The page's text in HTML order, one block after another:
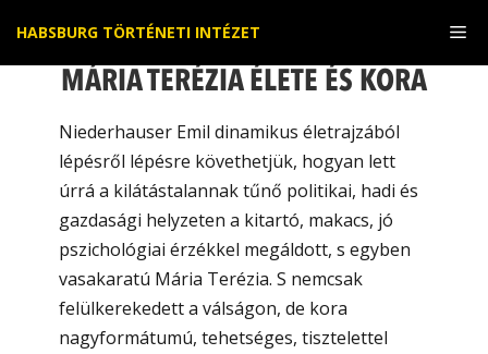
tartalomba
HABSBURG TÖRTÉNETI INTÉZET
MÁRIA TERÉZIA ÉLETE ÉS KORA
Niederhauser Emil dinamikus életrajzából
lépésről lépésre követhetjük, hogyan lett
úrrá a kilátástalannak tűnő politikai, hadi és
gazdasági helyzeten a kitartó, makacs, jó
pszichológiai érzékkel megáldott, s egyben
vasakaratú Mária Terézia. S nemcsak
felülkerekedett a válságon, de kora
nagyformátumú, tehetséges, tisztelettel